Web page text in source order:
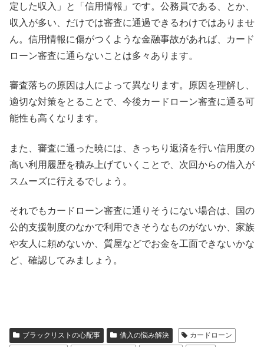
定した収入」と「信用情報」です。公務員である、とか、
収入が多い、だけでは審査に通過できるわけではありませ
ん。信用情報に傷がつくような金融事故があれば、カード
ローン審査に通らないことは多々あります。
審査落ちの原因は人によって異なります。原因を理解し、
適切な対策をとることで、今後カードローン審査に通る可
能性も高くなります。
また、審査に通った暁には、きっちり返済を行い信用度の
高い利用履歴を積み上げていくことで、次回からの借入が
スムーズに行えるでしょう。
それでもカードローン審査に通りそうにない場合は、国の
公的支援制度のなかで利用できそうなものがないか、家族
や友人に頼めないか、質屋などでお金を工面できないかな
ど、確認してみましょう。
ブラックリストの心配事 借入の悩み解決
カードローン